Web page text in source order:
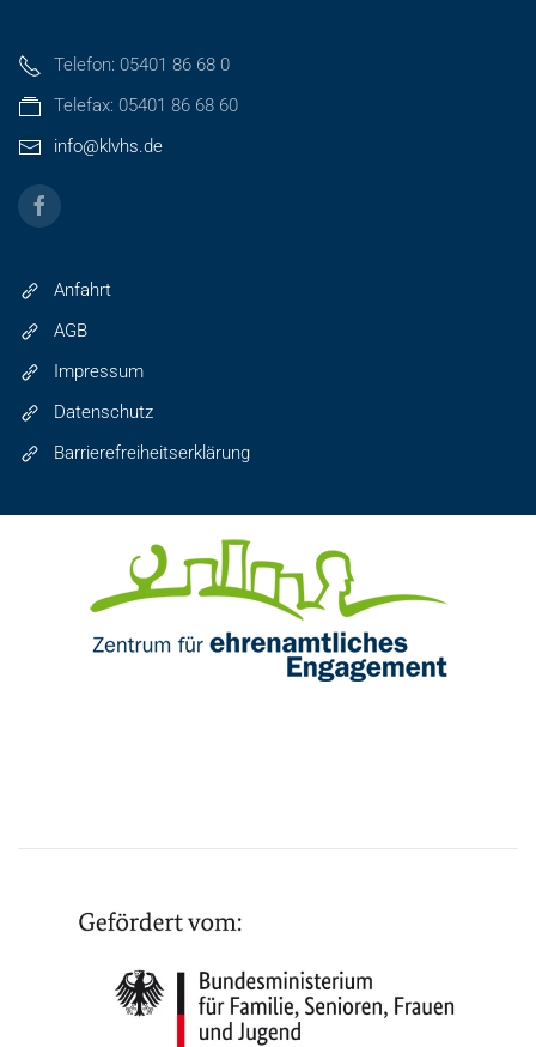
Telefon: 05401 86 68 0
Telefax: 05401 86 68 60
info@klvhs.de
Anfahrt
AGB
Impressum
Datenschutz
Barrierefreiheitserklärung